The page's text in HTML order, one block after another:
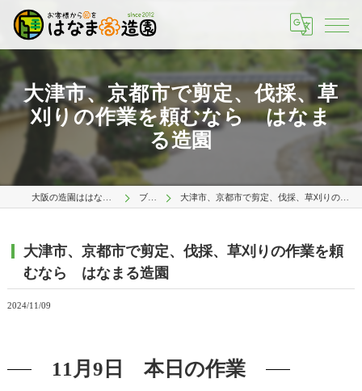
大津市、京都市で剪定、伐採、草
刈りの作業を頼むなら はなま
る造園
ブログ 大津市、京都市で剪定、伐採、草刈りの作業を頼むなら はなまる造園
大津市、京都市で剪定、伐採、草刈りの作業を頼
むなら はなまる造園
2024/11/09
11月9日 本日の作業